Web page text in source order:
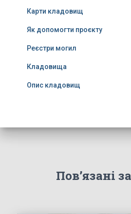
Карти кладовищ
Як допомогти проєкту
Реєстри могил
Кладовища
Опис кладовищ
Пов’язані